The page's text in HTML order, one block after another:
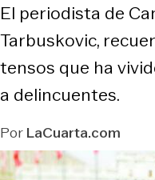
El periodista de
Tarbuskovic,
tensos que ha
a delincuentes.
PorLaCuarta.com